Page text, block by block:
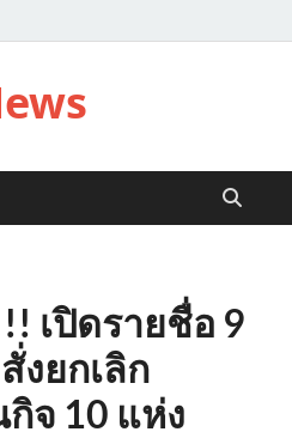
เปิดรายชื่อ 9
งยกเลิก
จ 10 แห่ง